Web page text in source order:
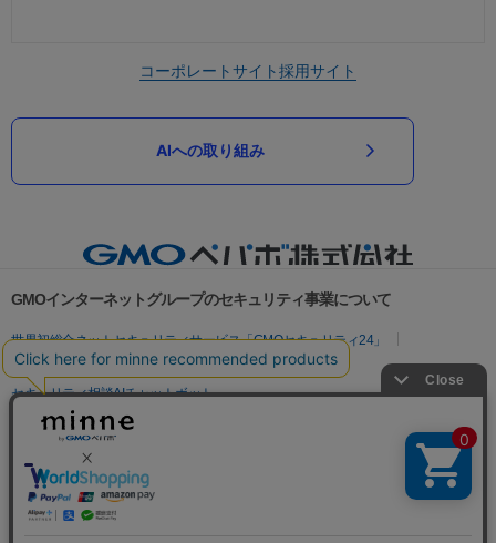
コーポレートサイト採用サイト
AIへの取り組み
GMOインターネットグループのセキュリティ事業について
世界初総合ネットセキュリティサービス「GMOセキュリティ24」
パスワード漏洩診断
Webサイトリスク診断
セキュリティ相談AIチャットボット
実在証明・盗聴対策
サイバー攻撃対策（GMO Flatt Security）
セキュリティ事業の軌跡